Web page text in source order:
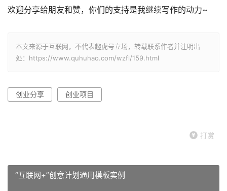
欢迎分享给朋友和赞，你们的支持是我继续写作的动力~
本文来源于互联网，不代表趣虎号立场，转载联系作者并注明出
处：https://www.quhuhao.com/wzfl/159.html
创业分享 创业项目
打赏
“互联网+”创意计划通用模板实例